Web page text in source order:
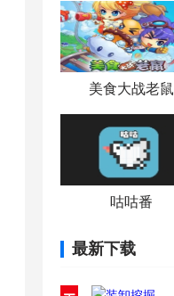
美食大战老鼠
咕咕番
最新下载